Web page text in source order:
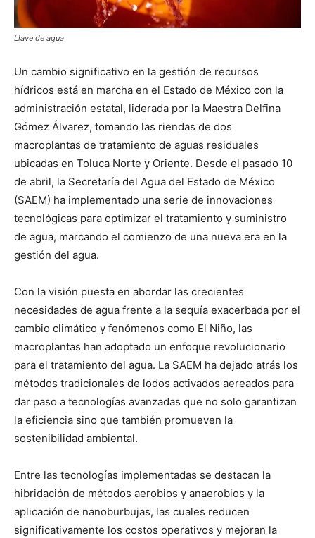
Llave de agua
Un cambio significativo en la gestión de recursos
hídricos está en marcha en el Estado de México con la
administración estatal, liderada por la Maestra Delfina
Gómez Álvarez, tomando las riendas de dos
macroplantas de tratamiento de aguas residuales
ubicadas en Toluca Norte y Oriente. Desde el pasado 10
de abril, la Secretaría del Agua del Estado de México
(SAEM) ha implementado una serie de innovaciones
tecnológicas para optimizar el tratamiento y suministro
de agua, marcando el comienzo de una nueva era en la
gestión del agua.
Con la visión puesta en abordar las crecientes
necesidades de agua frente a la sequía exacerbada por el
cambio climático y fenómenos como El Niño, las
macroplantas han adoptado un enfoque revolucionario
para el tratamiento del agua. La SAEM ha dejado atrás los
métodos tradicionales de lodos activados aereados para
dar paso a tecnologías avanzadas que no solo garantizan
la eficiencia sino que también promueven la
sostenibilidad ambiental.
Entre las tecnologías implementadas se destacan la
hibridación de métodos aerobios y anaerobios y la
aplicación de nanoburbujas, las cuales reducen
significativamente los costos operativos y mejoran la